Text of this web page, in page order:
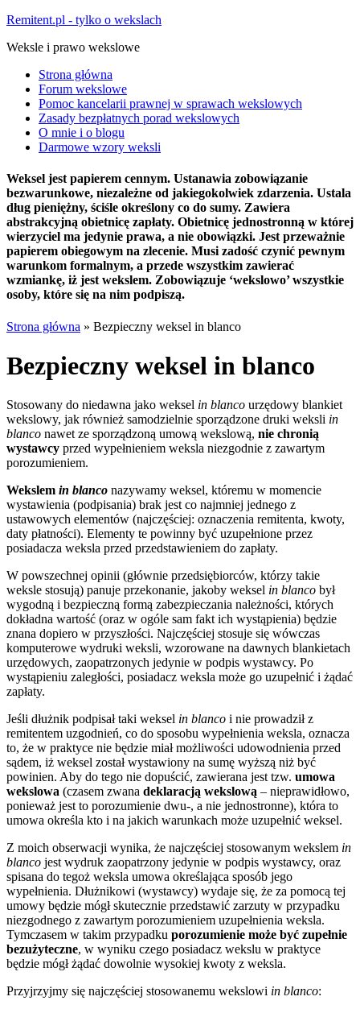
Remitent.pl - tylko o wekslach
Weksle i prawo wekslowe
Strona główna
Forum wekslowe
Pomoc kancelarii prawnej w sprawach wekslowych
Zasady bezpłatnych porad wekslowych
O mnie i o blogu
Darmowe wzory weksli
Weksel jest papierem cennym. Ustanawia zobowiązanie
bezwarunkowe, niezależne od jakiegokolwiek zdarzenia. Ustala
dług pieniężny, ściśle określony co do sumy. Zawiera
abstrakcyjną obietnicę zapłaty. Obietnicę jednostronną w której
wierzyciel ma jedynie prawa, a nie obowiązki. Jest przeważnie
papierem obiegowym na zlecenie. Musi zadość czynić pewnym
warunkom formalnym, a przede wszystkim zawierać
wzmiankę, iż jest wekslem. Zobowiązuje ‘wekslowo’ wszystkie
osoby, które się na nim podpiszą.
Strona główna » Bezpieczny weksel in blanco
Bezpieczny weksel in blanco
Stosowany do niedawna jako weksel in blanco urzędowy blankiet
wekslowy, jak również samodzielnie sporządzone druki weksli in
blanco nawet ze sporządzoną umową wekslową, nie chronią
wystawcy przed wypełnieniem weksla niezgodnie z zawartym
porozumieniem.
Wekslem in blanco nazywamy weksel, któremu w momencie
wystawienia (podpisania) brak jest co najmniej jednego z
ustawowych elementów (najczęściej: oznaczenia remitenta, kwoty,
daty płatności). Elementy te powinny być uzupełnione przez
posiadacza weksla przed przedstawieniem do zapłaty.
W powszechnej opinii (głównie przedsiębiorców, którzy takie
weksle stosują) panuje przekonanie, jakoby weksel in blanco był
wygodną i bezpieczną formą zabezpieczania należności, których
dokładna wartość (oraz w ogóle sam fakt ich wystąpienia) będzie
znana dopiero w przyszłości. Najczęściej stosuje się wówczas
komputerowe wydruki weksli, wzorowane na dawnych blankietach
urzędowych, zaopatrzonych jedynie w podpis wystawcy. Po
wystąpieniu zaległości, posiadacz weksla może go uzupełnić i żądać
zapłaty.
Jeśli dłużnik podpisał taki weksel in blanco i nie prowadził z
remitentem uzgodnień, co do sposobu wypełnienia weksla, oznacza
to, że w praktyce nie będzie miał możliwości udowodnienia przed
sądem, iż weksel został wystawiony na sumę wyższą niż być
powinien. Aby do tego nie dopuścić, zawierana jest tzw. umowa
wekslowa (czasem zwana deklaracją wekslową – nieprawidłowo,
ponieważ jest to porozumienie dwu-, a nie jednostronne), która to
umowa określa kto i na jakich warunkach może uzupełnić weksel.
Z moich obserwacji wynika, że najczęściej stosowanym wekslem in
blanco jest wydruk zaopatrzony jedynie w podpis wystawcy, oraz
spisana do tegoż weksla umowa określająca sposób jego
wypełnienia. Dłużnikowi (wystawcy) wydaje się, że za pomocą tej
umowy będzie mógł skutecznie przedstawić zarzuty w przypadku
niezgodnego z zawartym porozumieniem uzupełnienia weksla.
Tymczasem w takim przypadku porozumienie może być zupełnie
bezużyteczne, w wyniku czego posiadacz wekslu w praktyce
będzie mógł żądać dowolnie wysokiej kwoty z weksla.
Przyjrzyjmy się najczęściej stosowanemu wekslowi in blanco: